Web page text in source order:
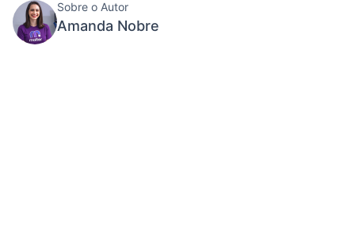
Sobre o Autor
Amanda Nobre